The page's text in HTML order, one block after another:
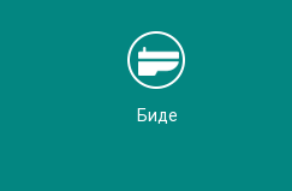
Биде